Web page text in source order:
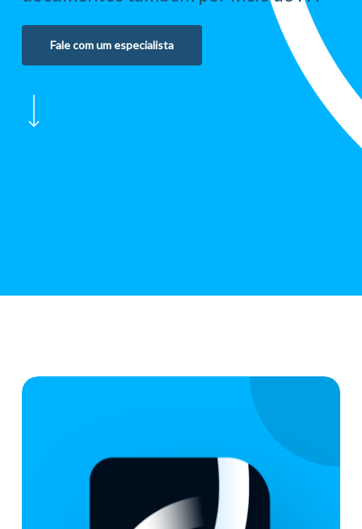
Fale com um especialista
Navigate to the next section